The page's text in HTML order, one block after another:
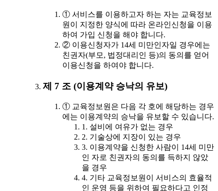
① 서비스를 이용하고자 하는 자는 교육정보
원이 지정한 양식에 따라 온라인신청을 이용
하여 가입 신청을 해야 합니다.
② 이용신청자가 14세 미만인자일 경우에는
친권자(부모, 법정대리인 등)의 동의를 얻어
이용신청을 하여야 합니다.
제 7 조 (이용계약 승낙의 유보)
① 교육정보원은 다음 각 호에 해당하는 경우
에는 이용계약의 승낙을 유보할 수 있습니다.
1. 설비에 여유가 없는 경우
2. 기술상에 지장이 있는 경우
3. 이용계약을 신청한 사람이 14세 미만
인 자로 친권자의 동의를 득하지 않았
을 경우
4. 기타 교육정보원이 서비스의 효율적
인 운영 등을 위하여 필요하다고 인정